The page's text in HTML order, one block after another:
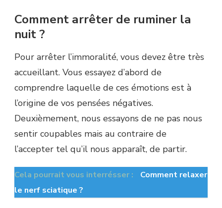
Comment arrêter de ruminer la
nuit ?
Pour arrêter l’immoralité, vous devez être très
accueillant. Vous essayez d’abord de
comprendre laquelle de ces émotions est à
l’origine de vos pensées négatives.
Deuxièmement, nous essayons de ne pas nous
sentir coupables mais au contraire de
l’accepter tel qu’il nous apparaît, de partir.
Cela pourrait vous interrésser :
Comment relaxer
le nerf sciatique ?